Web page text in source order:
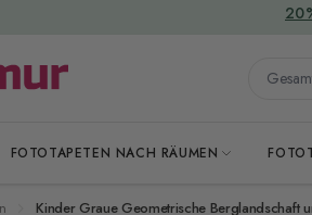
FOTOTAPETEN NACH RÄUMEN
Kinder Graue Geometrische Berglandschaft